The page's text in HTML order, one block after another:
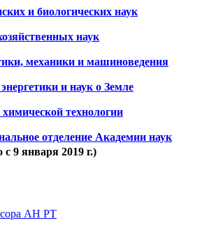
и биологических наук
наук
механики и машиноведения
и наук о Земле
технологии
отделение Академии наук
9 января 2019 г.)
АН РТ